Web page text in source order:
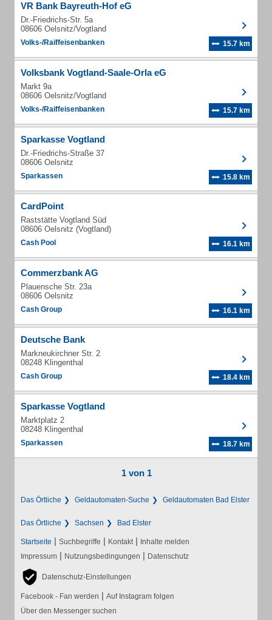
VR Bank Bayreuth-Hof eG
Dr.-Friedrichs-Str. 5a
08606 Oelsnitz/Vogtland
Volks-/Raiffeisenbanken 15.7 km
Volksbank Vogtland-Saale-Orla eG
Markt 9a
08606 Oelsnitz/Vogtland
Volks-/Raiffeisenbanken 15.7 km
Sparkasse Vogtland
Dr.-Friedrichs-Straße 37
08606 Oelsnitz
Sparkassen 15.8 km
CardPoint
Raststätte Vogtland Süd
08606 Oelsnitz (Vogtland)
Cash Pool 16.1 km
Commerzbank AG
Plauensche Str. 23a
08606 Oelsnitz
Cash Group 16.1 km
Deutsche Bank
Markneukirchner Str. 2
08248 Klingenthal
Cash Group 18.4 km
Sparkasse Vogtland
Marktplatz 2
08248 Klingenthal
Sparkassen 18.7 km
1 von 1
Das Örtliche Geldautomaten-Suche Geldautomaten Bad Elster
Das Örtliche Sachsen Bad Elster
Startseite | Suchbegriffe | Kontakt | Inhalte melden
Impressum | Nutzungsbedingungen | Datenschutz
Datenschutz-Einstellungen
Facebook - Fan werden | Auf Instagram folgen
Über den Messenger suchen